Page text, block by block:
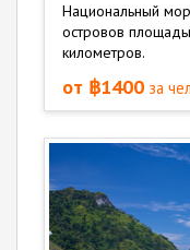
Национальный
островов
километров.
от ฿1400 за